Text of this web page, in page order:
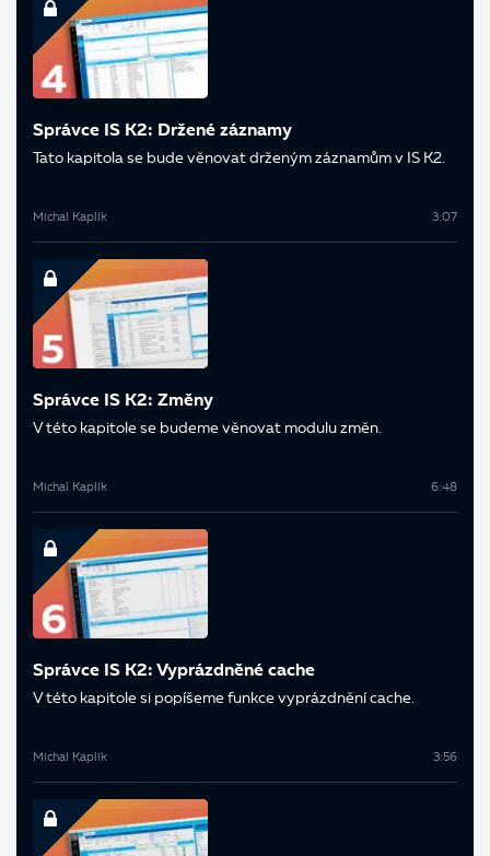
Správce IS K2: Držené záznamy
Tato kapitola se bude věnovat drženým záznamům v IS K2.
Michal Kaplík 3:07
Správce IS K2: Změny
V této kapitole se budeme věnovat modulu změn.
Michal Kaplík 6:48
Správce IS K2: Vyprázdněné cache
V této kapitole si popíšeme funkce vyprázdnění cache.
Michal Kaplík 3:56